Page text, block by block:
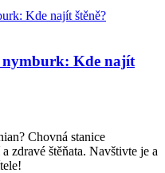
nymburk: Kde najít
Chovná stanice
zdravé štěňata. Navštivte je a